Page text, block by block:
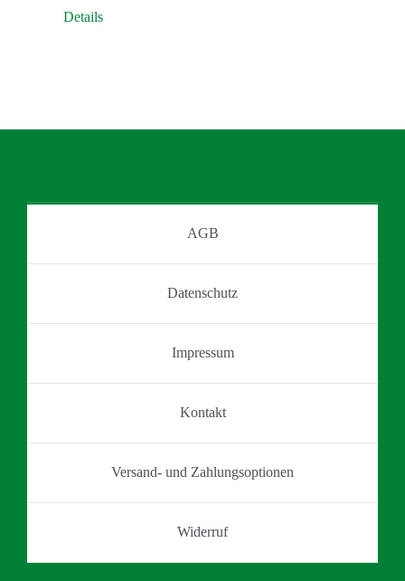
gewählt
Produktseite
Details
AGB
Datenschutz
Impressum
Kontakt
Versand- und Zahlungsoptionen
Widerruf